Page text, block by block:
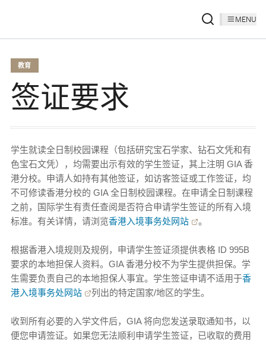
MENU
教育
签证要求
学生就读全日制校园课程（包括研究宝石学家、钻石文凭和有
色宝石文凭），均需要出示有效的学生签证，其上注明 GIA 香
港分校。申请人如持有其他签证，如访客签证或工作签证，均
不可修读香港分校的 GIA 全日制校园课程。在申请全日制课程
之前，国际学生有责任查阅是否符合申请学生签证的所有入境
标准。有关详情，请浏览香港入境事务处网站 。
根据香港入境规则及规例，申请学生签证须提供表格 ID 995B
要求的本地担保人资料。GIA 香港分校不为学生提供担保。学
生需要负责自己的本地担保人事宜。学生签证申请不适用于香
港入境事务处网站
列出的特定国家/地区的学生。
收到所有必要的入学文件后，GIA 将向您发送录取通知书，以
便您申请签证。如果您无法顺利申请学生签证，已收取的费用